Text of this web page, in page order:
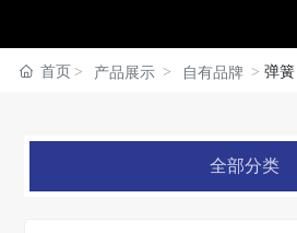
首页 产品展示 自有品牌 弹簧
全部分类